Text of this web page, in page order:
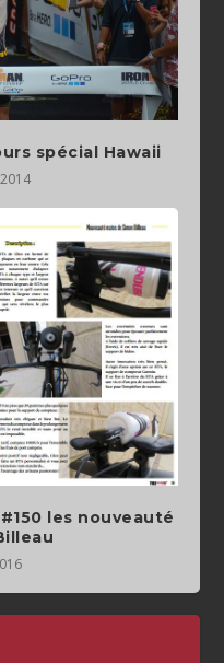
spécial Hawaii
les nouveauté